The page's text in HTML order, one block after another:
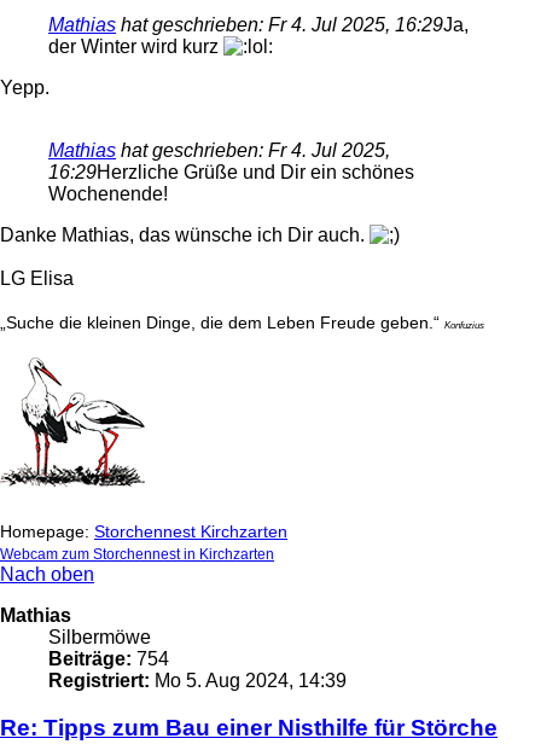
Mathias hat geschrieben: Fr 4. Jul 2025, 16:29Ja,
der Winter wird kurz
Yepp.
Mathias hat geschrieben: Fr 4. Jul 2025,
16:29Herzliche Grüße und Dir ein schönes
Wochenende!
Danke Mathias, das wünsche ich Dir auch.
LG Elisa
„Suche die kleinen Dinge, die dem Leben Freude geben.“ Konfuzius
Homepage: Storchennest Kirchzarten
Webcam zum Storchennest in Kirchzarten
Nach oben
Mathias
Silbermöwe
Beiträge: 754
Registriert: Mo 5. Aug 2024, 14:39
Re: Tipps zum Bau einer Nisthilfe für Störche